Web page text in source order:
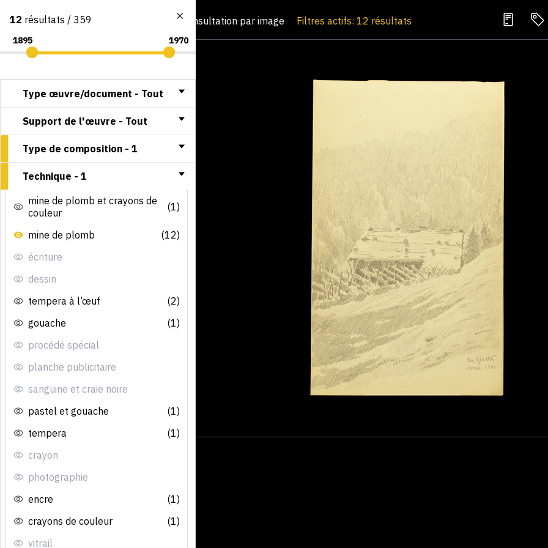
Consultation par image Filtres actifs: 12 résultats
12 résultats / 359
Type œuvre/document - Tout
Support de l'œuvre - Tout
Type de composition - 1
Technique - 1
mine de plomb et crayons de
couleur
(1)
mine de plomb
(12)
écriture
dessin
tempera à l’œuf
(2)
gouache
(1)
procédé spécial
planche publicitaire
sanguine et craie noire
pastel et gouache
(1)
tempera
(1)
crayon
photographie
encre
(1)
crayons de couleur
(1)
vitrail